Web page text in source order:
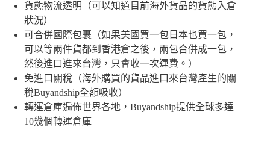
貨態物流透明（可以知道目前海外貨品的貨態入倉
狀況）
可合併國際包裹（如果美國買一包日本也買一包，
可以等兩件貨都到香港倉之後，兩包合併成一包，
然後進口進來台灣，只會收一次運費。）
免進口關稅（海外購買的貨品進口來台灣產生的關
稅Buyandship全額吸收）
轉運倉庫遍佈世界各地，Buyandship提供全球多達
10幾個轉運倉庫